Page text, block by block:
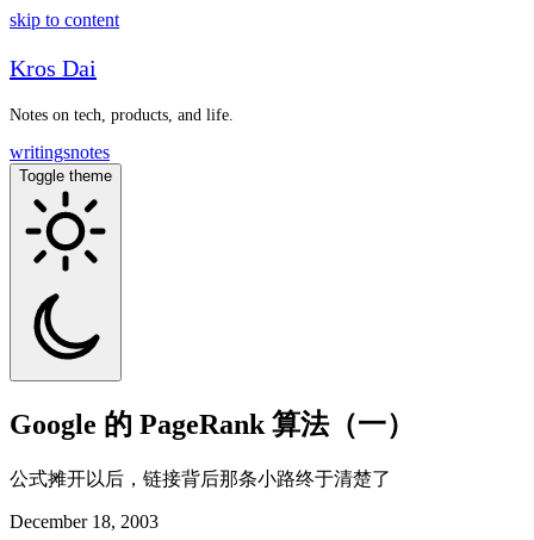
skip to content
Kros Dai
Notes on tech, products, and life.
writingsnotes
Toggle theme
Google 的 PageRank 算法（一）
公式摊开以后，链接背后那条小路终于清楚了
December 18, 2003